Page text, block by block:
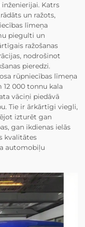
Katrs
un ražots,
līmeņa
piegulti un
ražošanas
nodrošinot
pieredzi.
rūpniecības līmeņa
000 tonnu kala
vāciņi piedāvā
Tie ir ārkārtīgi viegli,
izturēt gan
gan ikdienas ielās
kvalitātes
automobiļu